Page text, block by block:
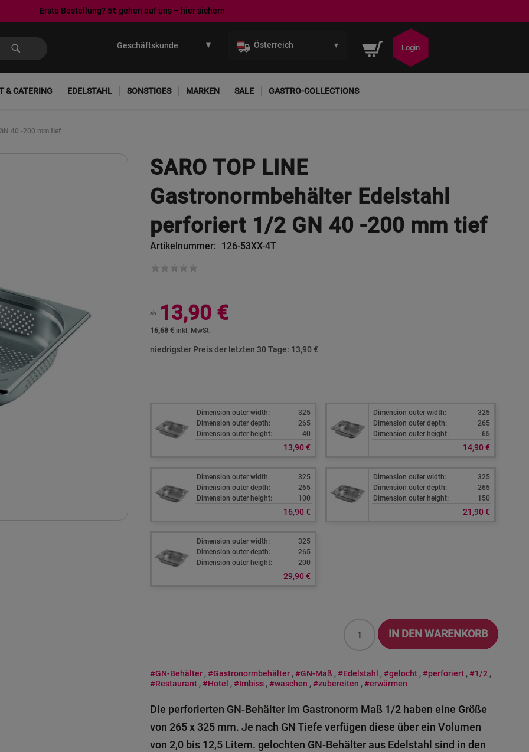
Erste Bestellung? 5€ gehen auf uns – hier sichern
Österreich ▾ Mein Warenkorb
Login
& CATERING EDELSTAHL SONSTIGES MARKEN SALE GASTRO-COLLECTIONS
40 -200 mm tief
SARO TOP LINE
Gastronormbehälter Edelstahl
perforiert 1/2 GN 40 -200 mm tief
Artikelnummer 126-53XX-4T
ab
16,68 €
13,90 €
niedrigster Preis der letzten 30 Tage: 13,90 €
Dimension outer width:
325
Dimension outer depth:
265
Dimension outer height:
40
13,90 €
Dimension outer width:
325
Dimension outer depth:
265
Dimension outer height:
65
14,90 €
Dimension outer width:
325
Dimension outer depth:
265
Dimension outer height:
100
16,90 €
Dimension outer width:
325
Dimension outer depth:
265
Dimension outer height:
150
21,90 €
Dimension outer width:
325
Dimension outer depth:
265
Dimension outer height:
200
29,90 €
IN DEN WARENKORB
#GN-Behälter ,#Gastronormbehälter ,#GN-Maß ,#Edelstahl ,#gelocht ,#perforiert ,#1/2 ,
#Restaurant ,#Hotel ,#Imbiss ,#waschen ,#zubereiten ,#erwärmen
Die perforierten GN-Behälter im Gastronorm Maß 1/2 haben eine Größe
von 265 x 325 mm. Je nach GN Tiefe verfügen diese über ein Volumen
von 2,0 bis 12,5 Litern. gelochten GN-Behälter aus Edelstahl sind in den